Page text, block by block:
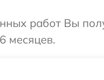
работ Вы
месяцев.